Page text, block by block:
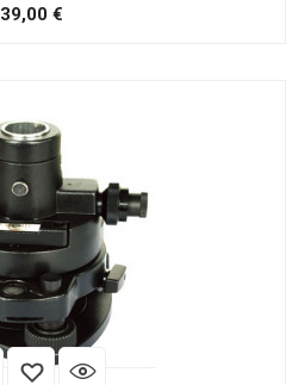
39,00 €Precio